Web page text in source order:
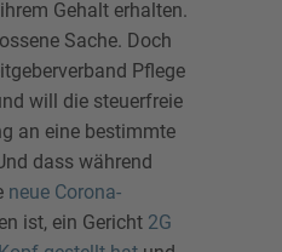
Gehalt erhalten.
Sache. Doch
Pflege
will die steuerfreie
an eine bestimmte
dass während
neue Corona-
ist, ein Gericht 2G